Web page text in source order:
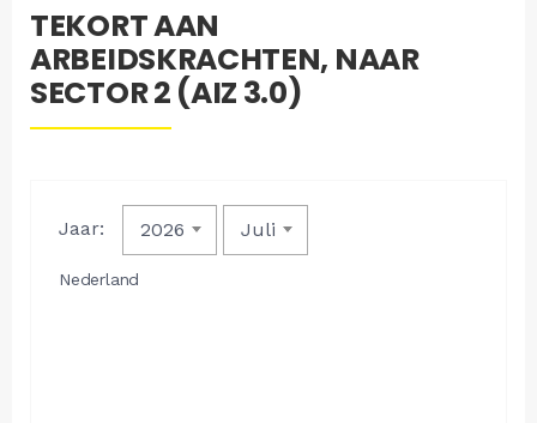
TEKORT AAN
ARBEIDSKRACHTEN, NAAR
SECTOR 2 (AIZ 3.0)